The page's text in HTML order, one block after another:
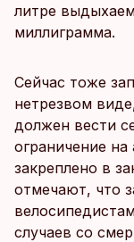
литре
миллиграмма.
Сейчас тоже
нетрезвом
должен вести
ограничение на
закреплено в
отмечают, что
случаев со